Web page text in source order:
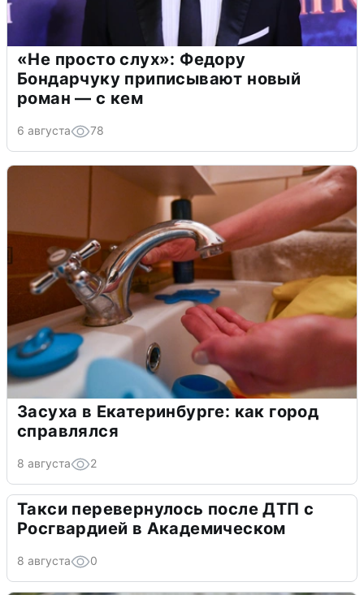
«Не просто слух»: Федору
Бондарчуку приписывают новый
роман — с кем
6 августа 78
Засуха в Екатеринбурге: как город
справлялся
8 августа 2
Такси перевернулось после ДТП с
Росгвардией в Академическом
8 августа 0